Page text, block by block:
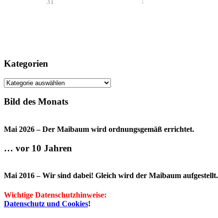
Kategorien
Kategorien
Bild des Monats
Mai 2026 – Der Maibaum wird ordnungsgemäß errichtet.
… vor 10 Jahren
Mai 2016 – Wir sind dabei! Gleich wird der Maibaum aufgestellt.
Wichtige Datenschutzhinweise:
Datenschutz und Cookies!